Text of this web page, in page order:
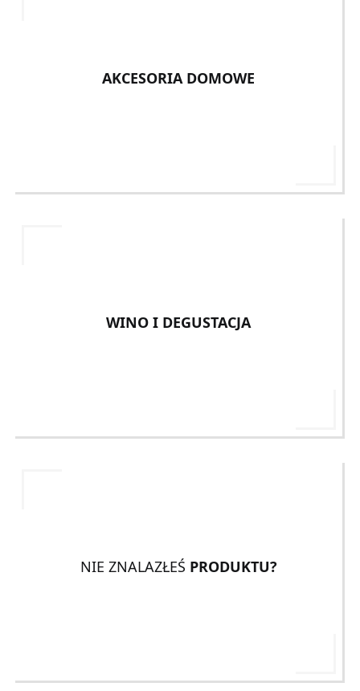
AKCESORIA DOMOWE
WINO I DEGUSTACJA
NIE ZNALAZŁEŚ PRODUKTU?